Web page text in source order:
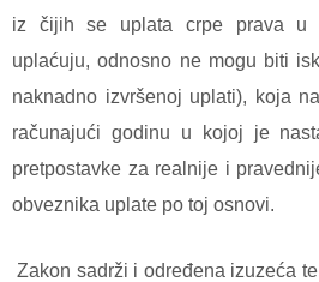
iz čijih se uplata crpe prava u
uplaćuju, odnosno ne mogu biti
naknadno izvršenoj uplati), koja
računajući godinu u kojoj je
pretpostavke za realnije i
obveznika uplate po toj osnovi.
Zakon sadrži i određena izuzeća